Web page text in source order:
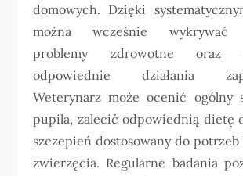
domowych. Dzięki
można wcześnie wykrywać
problemy zdrowotne oraz
odpowiednie działania
Weterynarz może ocenić ogólny
pupila, zalecić odpowiednią dietę
szczepień dostosowany do
zwierzęcia. Regularne badania